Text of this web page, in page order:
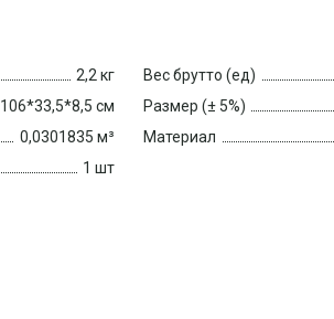
2,2 кг
106*33,5*8,5 см
0,0301835 м³
1 шт
Вес брутто (ед)
Размер (± 5%)
Материал